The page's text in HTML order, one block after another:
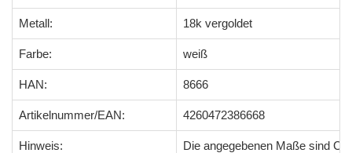
Metall: 18k vergoldet
Farbe: weiß
HAN: 8666
Artikelnummer/EAN: 4260472386668
Hinweis: Die angegebenen Maße sind